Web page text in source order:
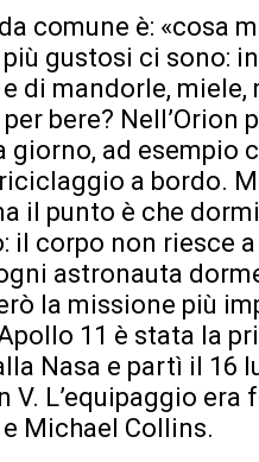
comune è: «cosa
gustosi ci sono:
di mandorle,
bere? Nell’Orion
giorno, ad esempio
a bordo.
il punto è che
il corpo non riesce
astronauta
la missione più
11 è stata la
Nasa e partì il 16
V. L’equipaggio era
Michael Collins.